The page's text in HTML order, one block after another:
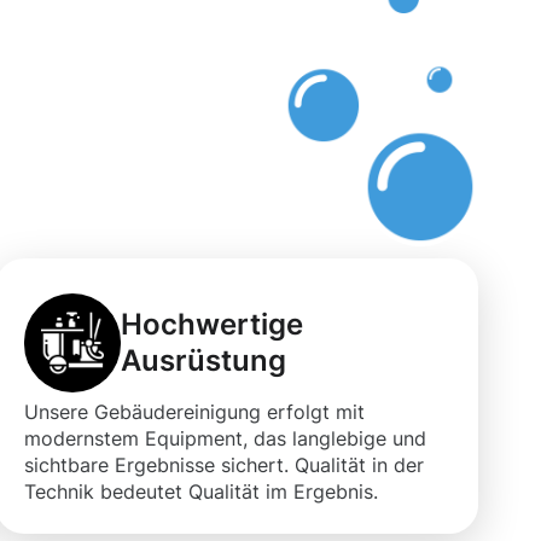
Hochwertige
Ausrüstung
Unsere Gebäudereinigung erfolgt mit
modernstem Equipment, das langlebige und
sichtbare Ergebnisse sichert. Qualität in der
Technik bedeutet Qualität im Ergebnis.